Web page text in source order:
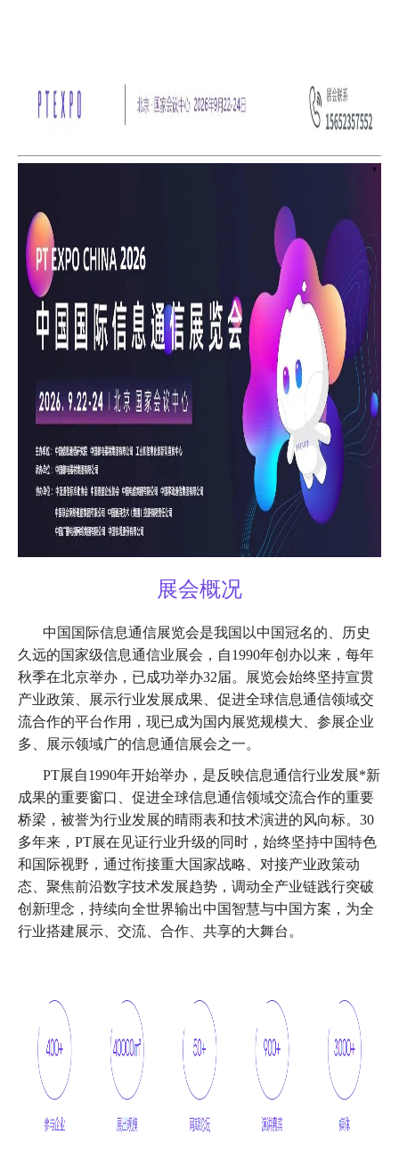
展会概况
中国国际信息通信展览会是我国以中国冠名的、历史
久远的国家级信息通信业展会，自1990年创办以来，每年
秋季在北京举办，已成功举办32届。展览会始终坚持宣贯
产业政策、展示行业发展成果、促进全球信息通信领域交
流合作的平台作用，现已成为国内展览规模大、参展企业
多、展示领域广的信息通信展会之一。
PT展自1990年开始举办，是反映信息通信行业发展*新
成果的重要窗口、促进全球信息通信领域交流合作的重要
桥梁，被誉为行业发展的晴雨表和技术演进的风向标。30
多年来，PT展在见证行业升级的同时，始终坚持中国特色
和国际视野，通过衔接重大国家战略、对接产业政策动
态、聚焦前沿数字技术发展趋势，调动全产业链践行突破
创新理念，持续向全世界输出中国智慧与中国方案，为全
行业搭建展示、交流、合作、共享的大舞台。